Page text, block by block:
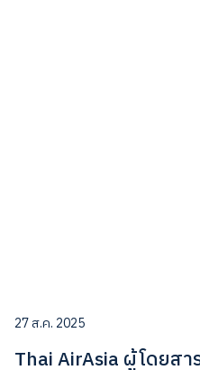
27 ส.ค. 2025
Thai AirAsia ผู้โดยสา